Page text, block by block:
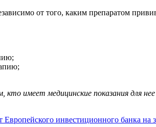
от того, каким препаратом
имеет медицинские показания для
инвестиционного банка на